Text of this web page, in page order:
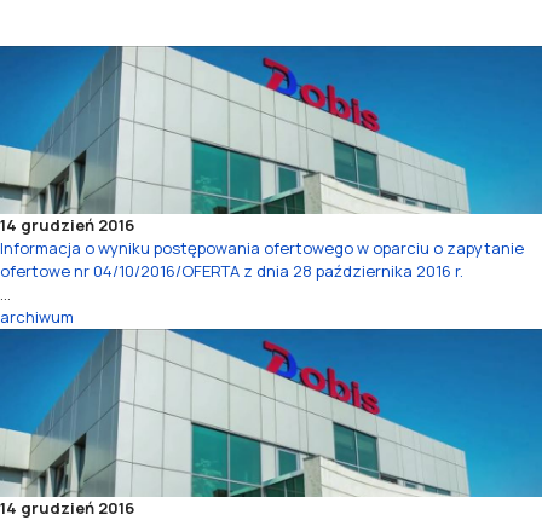
14 grudzień 2016
Informacja o wyniku postępowania ofertowego w oparciu o zapytanie
ofertowe nr 04/10/2016/OFERTA z dnia 28 października 2016 r.
...
archiwum
14 grudzień 2016